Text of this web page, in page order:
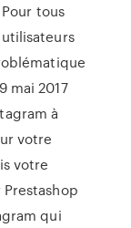
tous
mai 2017
à
votre
votre
qui